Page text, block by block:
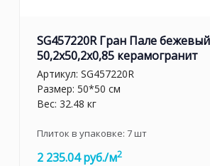
SG457220R Гран Пале
50,2x50,2x0,85 керамогранит
Артикул: SG457220R
Размер: 50*50 см
Вес: 32.48 кг
Плиток в упаковке: 7шт
2 235.04 руб./м2